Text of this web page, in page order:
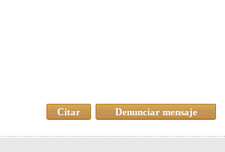
Denunciar mensaje
Citar